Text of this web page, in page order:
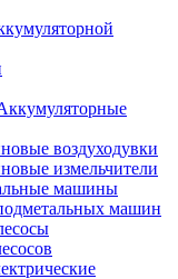
воздуходувки
измельчители
машины
машин